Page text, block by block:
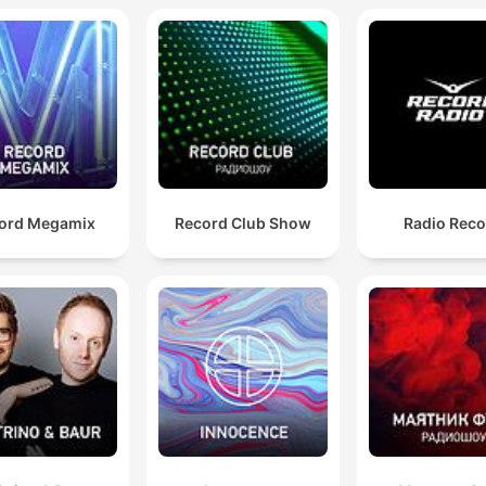
Megamix Record Club Show Radio